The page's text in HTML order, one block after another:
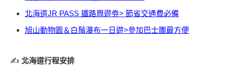
北海道JR PASS 鐵路周遊劵> 節省交通費必備
旭山動物園＆白鬚瀑布一日遊>參加巴士團最方便
✍️ 北海道行程安排